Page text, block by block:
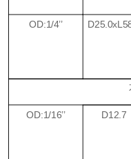
OD:1/4’’
OD:1/16’’ D12.7